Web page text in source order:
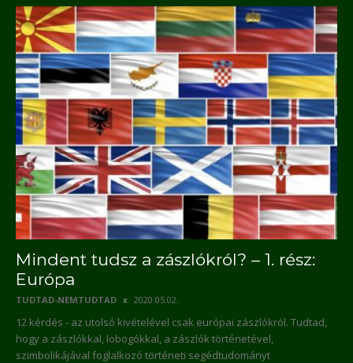
Mindent tudsz a zászlókról? – 1. rész:
Európa
TUDTAD-NEMTUDTAD 2020.05.02.
12 kérdés - az utolsó kivételével csak európai zászlókról. Tudtad,
hogy a zászlókkal, lobogókkal, a zászlók történetével,
szimbolikájával foglalkozó történeti segédtudományt